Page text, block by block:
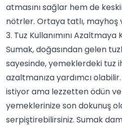
atmasını sağlar hem de
nötrler. Ortaya tatlı, mayhoş
3. Tuz Kullanımını Azaltmaya
Sumak, doğasından gelen
sayesinde, yemeklerdeki tuz
azaltmanıza yardımcı
istiyor ama lezzetten ödün
yemeklerinize son dokunuş
serpiştirebilirsiniz. Sumak